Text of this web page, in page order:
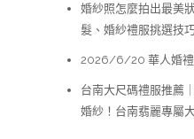
婚紗照怎麼拍出最美
髮、婚紗禮服挑選技
2026/6/20 華人婚禮
台南大尺碼禮服推薦
婚紗！台南翡麗專屬